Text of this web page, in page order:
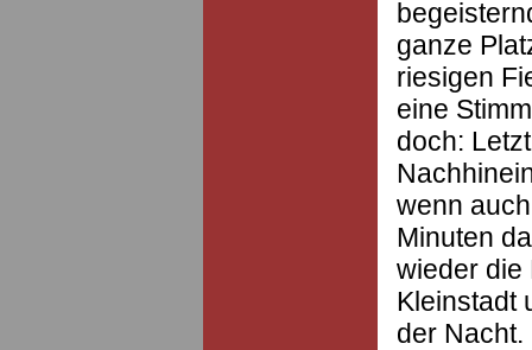
ganze
riesigen
eine
doch:
wenn
Minuten
wieder die
Kleinstadt
der Nacht.